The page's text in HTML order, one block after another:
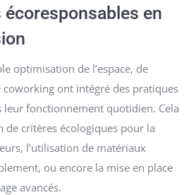
écoresponsables en
optimisation de l’espace, de
coworking ont intégré des pratiques
leur fonctionnement quotidien. Cela
de critères écologiques pour la
l’utilisation de matériaux
ou encore la mise en place
avancés.